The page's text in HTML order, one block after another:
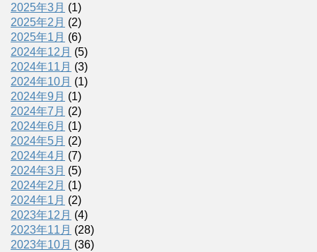
2025年3月 (1)
2025年2月 (2)
2025年1月 (6)
2024年12月 (5)
2024年11月 (3)
2024年10月 (1)
2024年9月 (1)
2024年7月 (2)
2024年6月 (1)
2024年5月 (2)
2024年4月 (7)
2024年3月 (5)
2024年2月 (1)
2024年1月 (2)
2023年12月 (4)
2023年11月 (28)
2023年10月 (36)